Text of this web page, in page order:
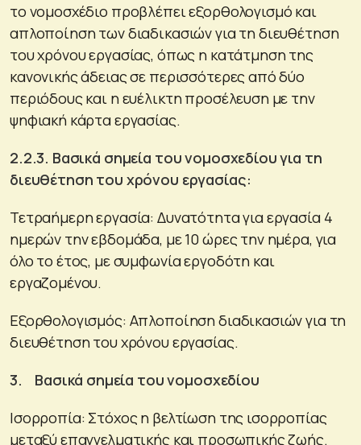
το νομοσχέδιο προβλέπει εξορθολογισμό και
απλοποίηση των διαδικασιών για τη διευθέτηση
του χρόνου εργασίας, όπως η κατάτμηση της
κανονικής άδειας σε περισσότερες από δύο
περιόδους και η ευέλικτη προσέλευση με την
ψηφιακή κάρτα εργασίας.
2.2.3. Βασικά σημεία του νομοσχεδίου για τη
διευθέτηση του χρόνου εργασίας:
Τετραήμερη εργασία: Δυνατότητα για εργασία 4
ημερών την εβδομάδα, με 10 ώρες την ημέρα, για
όλο το έτος, με συμφωνία εργοδότη και
εργαζομένου.
Εξορθολογισμός: Απλοποίηση διαδικασιών για τη
διευθέτηση του χρόνου εργασίας.
3. Βασικά σημεία του νομοσχεδίου
Ισορροπία: Στόχος η βελτίωση της ισορροπίας
μεταξύ επαγγελματικής και προσωπικής ζωής.